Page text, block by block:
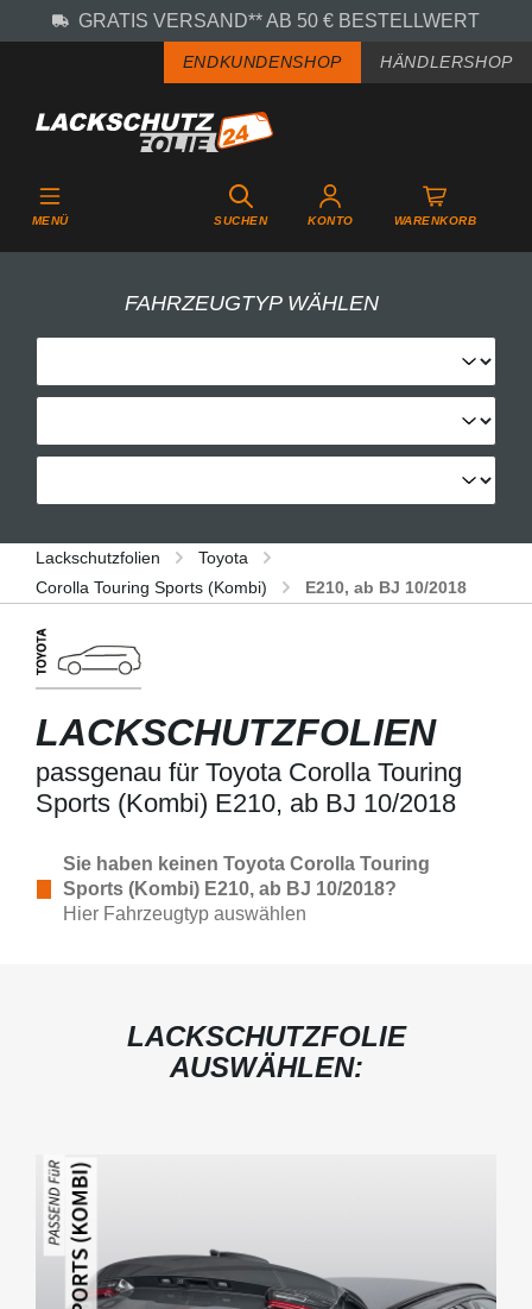
Zum Hauptinhalt springen
GRATIS VERSAND** AB 50 € BESTELLWERT
ENDKUNDENSHOP HÄNDLERSHOP
MENÜ SUCHEN KONTO WARENKORB
FAHRZEUGTYP WÄHLEN
Lackschutzfolien
Toyota
Corolla Touring Sports (Kombi)
E210, ab BJ 10/2018
LACKSCHUTZFOLIEN
passgenau für Toyota Corolla Touring
Sports (Kombi) E210, ab BJ 10/2018
Sie haben keinen Toyota Corolla Touring
Sports (Kombi) E210, ab BJ 10/2018?
Hier Fahrzeugtyp auswählen
LACKSCHUTZFOLIE
AUSWÄHLEN: